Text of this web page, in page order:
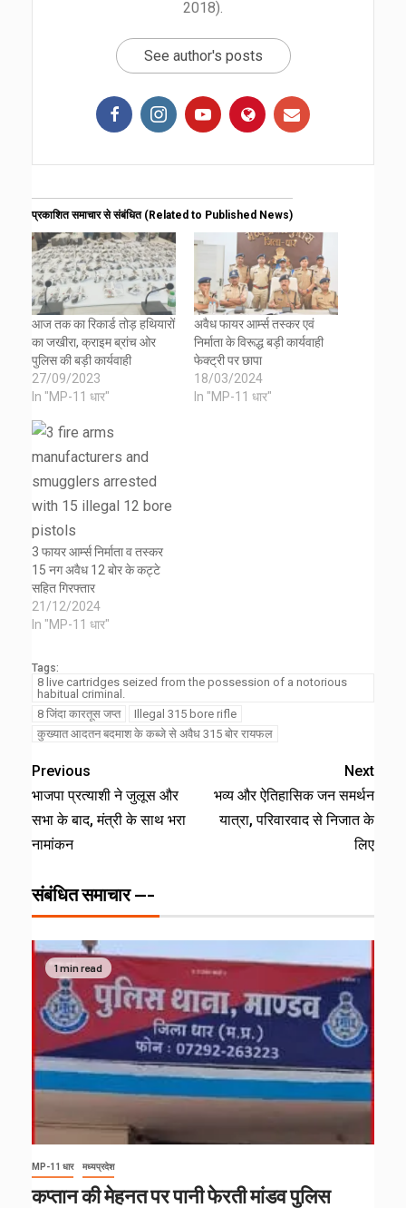
2018).
See author's posts
प्रकाशित समाचार से संबंधित (Related to Published News)
आज तक का रिकार्ड तोड़ हथियारों
का जखीरा, क्राइम ब्रांच ओर
पुलिस की बड़ी कार्यवाही
27/09/2023
In "MP-11 धार"
अवैध फायर आर्म्स तस्कर एवं
निर्माता के विरूद्ध बड़ी कार्यवाही
फेक्ट्री पर छापा
18/03/2024
In "MP-11 धार"
3 फायर आर्म्स निर्माता व तस्कर
15 नग अवैध 12 बोर के कट्टे
सहित गिरफ्तार
21/12/2024
In "MP-11 धार"
Tags:
8 live cartridges seized from the possession of a notorious
habitual criminal.
8 जिंदा कारतूस जप्त
Illegal 315 bore rifle
कुख्यात आदतन बदमाश के कब्जे से अवैध 315 बोर रायफल
Previous
भाजपा प्रत्याशी ने जुलूस और
सभा के बाद, मंत्री के साथ भरा
नामांकन
Next
भव्य और ऐतिहासिक जन समर्थन
यात्रा, परिवारवाद से निजात के
लिए
संबंधित समाचार ---
1 min read
MP-11 धार मध्यप्रदेश
कप्तान की मेहनत पर पानी फेरती मांडव पुलिस